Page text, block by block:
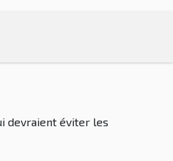
devraient éviter les